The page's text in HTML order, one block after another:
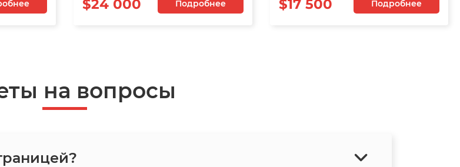
$24 000 Подробнее $17 500 Подробнее
на вопросы